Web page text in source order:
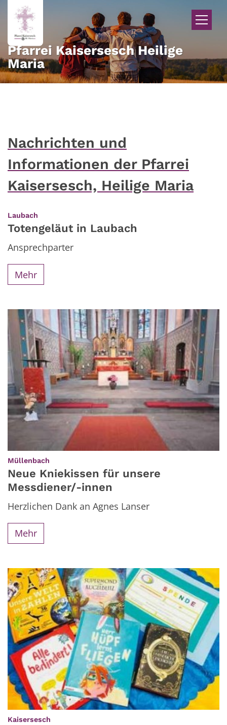
Zum Inhalt springen
Pfarrei Kaisersesch Heilige
Maria
Nachrichten und
Informationen der Pfarrei
Kaisersesch, Heilige Maria
Laubach
Totengeläut in Laubach
Ansprechparter
Mehr
Müllenbach
Neue Kniekissen für unsere
Messdiener/-innen
Herzlichen Dank an Agnes Lanser
Mehr
Kaisersesch